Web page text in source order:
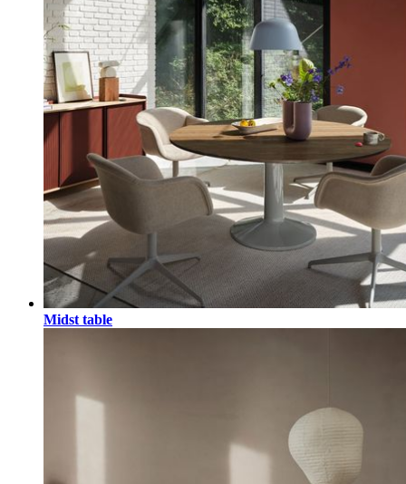
Midst table